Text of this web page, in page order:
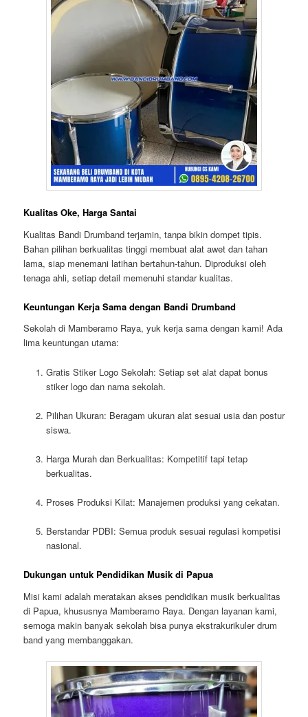
Kualitas Oke, Harga Santai
Kualitas Bandi Drumband terjamin, tanpa bikin dompet tipis.
Bahan pilihan berkualitas tinggi membuat alat awet dan tahan
lama, siap menemani latihan bertahun-tahun. Diproduksi oleh
tenaga ahli, setiap detail memenuhi standar kualitas.
Keuntungan Kerja Sama dengan Bandi Drumband
Sekolah di Mamberamo Raya, yuk kerja sama dengan kami! Ada
lima keuntungan utama:
Gratis Stiker Logo Sekolah: Setiap set alat dapat bonus
stiker logo dan nama sekolah.
Pilihan Ukuran: Beragam ukuran alat sesuai usia dan postur
siswa.
Harga Murah dan Berkualitas: Kompetitif tapi tetap
berkualitas.
Proses Produksi Kilat: Manajemen produksi yang cekatan.
Berstandar PDBI: Semua produk sesuai regulasi kompetisi
nasional.
Dukungan untuk Pendidikan Musik di Papua
Misi kami adalah meratakan akses pendidikan musik berkualitas
di Papua, khususnya Mamberamo Raya. Dengan layanan kami,
semoga makin banyak sekolah bisa punya ekstrakurikuler drum
band yang membanggakan.